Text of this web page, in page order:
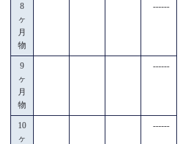
8
ヶ
月
物
------
9
ヶ
月
物
------
10
ヶ
------